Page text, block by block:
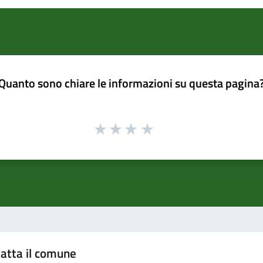
sono chiare le informazioni su questa
il comune